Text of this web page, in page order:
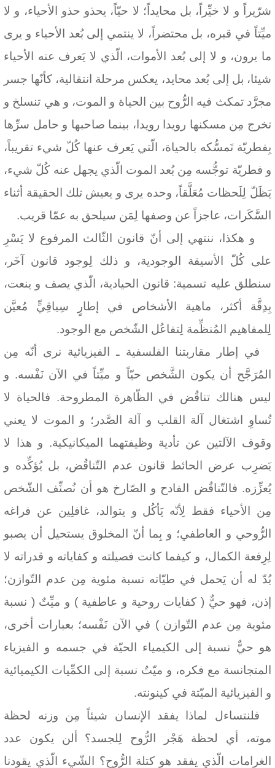
شرّيراً و لا خيِّراً، بل محايداً؛ لا حيّاً، يحذو حذو الأحياء، و لا
ميِّتاً في قبره، بل محتضراً، لا ينتمي إلى بُعد الأحياء و يرى
ما يرون، و لا إلى بُعد الأموات، الّذي لا يَعرف عنه الأحياء
شيئا، بل إلى بُعد محايد، يعكس مرحلة انتقالية، كأنّها جسر
مجرَّد تمكث فيه الرُّوح بين الحياة و الموت، و هي تنسلخ و
تخرج مِن مسكنها رويدا رويدا، بينما صاحبها و حامل سرِّها
بِفطريّة تَمسُّكه بالحياة، الّتي يَعرف عنها كُلّ شيء تقريباً،
و فطريّة توجُّسه مِن بُعد الموت الّذي يجهل عنه كُلّ شيء،
يَظَلّ لِلَحظات مُعَلَّقاً، وحده يرى و يعيش تلك الحقيقة أثناء
السَّكَرات، عاجزاً عن وصفها لِمَن سيلحق به عمّا قريب.
و هكذا، ننتهي إلى أنّ قانون الثّالث المرفوع لا يَسْرِ
على كُلّ الأسيقة الوجودية، و ذلك لِوجود قانون آخَر،
سنطلق عليه تسمية: قانون الحيادية، الّذي يصف و ينعت،
بِدِقَّة أكثر، ماهية الأشخاص في إطارٍ سِياقِيٍّ مُعيَّن
لِلمفاهيم المُنظِّمة لِتفاعُل الشّخص مع الوجود.
في إطار مقاربتنا الفلسفية ـ الفيزيائية نرى أنّه مِن
المُرَجَّح أن يكون الشَّخص حيّاً و ميِّتاً في الآن نَفْسه. و
ليس هنالك تناقُض في الظّاهرة المطروحة. فالحياة لا
تُساوِ اشتغال آلة القلب و آلة الصَّدر؛ و الموت لا يعني
وقوف الآلتين عن تأدية وظيفتهما الميكانيكية. و هذا لا
يَضرِب عرض الحائط قانون عدم التّناقُض، بل يُؤكِّده و
يُعزِّزه. فالتّناقُض الفادح و الصّارخ هو أن نُصنِّف الشّخص
مِن الأحياء فقط لِأنّه يَأكُل و يتوالد، غافلِين عن فراغه
الرُّوحي و العاطفي؛ و بِما أنّ المخلوق يستحيل أن يصبو
لِرِفعة الكمال، و كيفما كانت فصيلته و كفاياته و قدراته لا
بُدّ له أن يَحمل في طيّاته نسبة مئوية مِن عدم التّوازن؛
إذن، فهو حيٌّ ( كفايات روحية و عاطفية ) و ميِّتٌ ( نسبة
مئوية مِن عدم التّوازن ) في الآن نَفْسه؛ بعبارات أخرى،
هو حيٌّ نسبة إلى الكيمياء الحيّة في جسمه و الفيزياء
المتجانسة مع فكره، و ميّتٌ نسبة إلى الكمِّيات الكيميائية
و الفيزيائية الميّتة في كينونته.
فلنتساءل لماذا يفقد الإنسان شيئاً مِن وزنه لحظة
موته، أي لحظة هَجْر الرُّوح لِلجسد؟ ألن يكون عدد
الغرامات الّذي يفقد هو كتلة الرُّوح؟ الشّيء الّذي يقودنا